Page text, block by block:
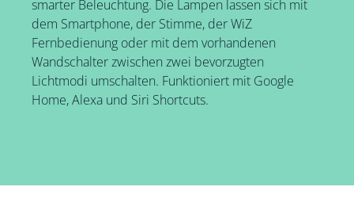
smarter Beleuchtung. Die Lampen lassen sich mit
dem Smartphone, der Stimme, der WiZ
Fernbedienung oder mit dem vorhandenen
Wandschalter zwischen zwei bevorzugten
Lichtmodi umschalten. Funktioniert mit Google
Home, Alexa und Siri Shortcuts.